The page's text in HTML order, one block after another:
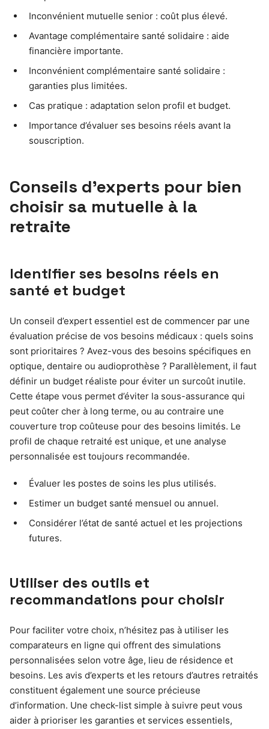
Inconvénient mutuelle senior : coût plus élevé.
Avantage complémentaire santé solidaire : aide
financière importante.
Inconvénient complémentaire santé solidaire :
garanties plus limitées.
Cas pratique : adaptation selon profil et budget.
Importance d’évaluer ses besoins réels avant la
souscription.
Conseils d’experts pour bien
choisir sa mutuelle à la
retraite
Identifier ses besoins réels en
santé et budget
Un conseil d’expert essentiel est de commencer par une
évaluation précise de vos besoins médicaux : quels soins
sont prioritaires ? Avez-vous des besoins spécifiques en
optique, dentaire ou audioprothèse ? Parallèlement, il faut
définir un budget réaliste pour éviter un surcoût inutile.
Cette étape vous permet d’éviter la sous-assurance qui
peut coûter cher à long terme, ou au contraire une
couverture trop coûteuse pour des besoins limités. Le
profil de chaque retraité est unique, et une analyse
personnalisée est toujours recommandée.
Évaluer les postes de soins les plus utilisés.
Estimer un budget santé mensuel ou annuel.
Considérer l’état de santé actuel et les projections
futures.
Utiliser des outils et
recommandations pour choisir
Pour faciliter votre choix, n’hésitez pas à utiliser les
comparateurs en ligne qui offrent des simulations
personnalisées selon votre âge, lieu de résidence et
besoins. Les avis d’experts et les retours d’autres retraités
constituent également une source précieuse
d’information. Une check-list simple à suivre peut vous
aider à prioriser les garanties et services essentiels,